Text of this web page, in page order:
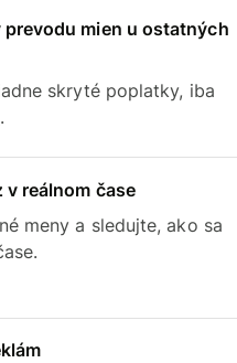
mien u ostatných
skryté poplatky, iba
.
reálnom čase
meny a sledujte, ako sa